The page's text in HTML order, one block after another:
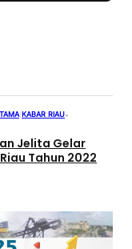
KABAR RIAU•
Jelita Gelar
Tahun 2022